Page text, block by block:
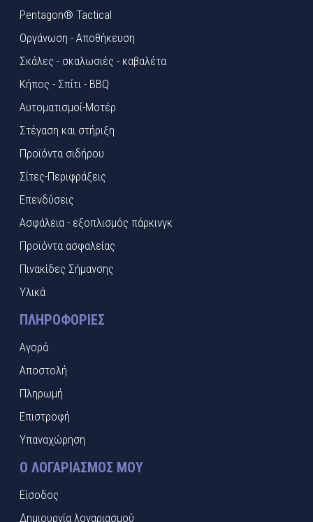
Pentagon® Tactical
Οργάνωση - Αποθήκευση
Σκάλες - σκαλωσιές - καβαλέτα
Κήπος - Σπίτι - BBQ
Αυτοματισμοί-Μοτέρ
Στέγαση και στήριξη
Προϊόντα σιδήρου
Σίτες-Περιφράξεις
Επενδύσεις
Ασφάλεια - εξοπλισμός πάρκινγκ
Προϊόντα ασφαλείας
Πινακίδες Σήμανσης
Υλικά
ΠΛΗΡΟΦΟΡΊΕΣ
Αγορά
Αποστολή
Πληρωμή
Επιστροφή
Υπαναχώρηση
Ο ΛΟΓΑΡΙΑΣΜΌΣ ΜΟΥ
Είσοδος
Δημιουργία λογαριασμού